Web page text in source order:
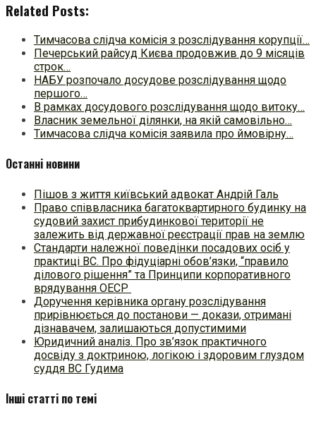
Related Posts:
Тимчасова слідча комісія з розслідування корупції…
Печерський райсуд Києва продовжив до 9 місяців
строк…
НАБУ розпочало досудове розслідування щодо
першого…
В рамках досудового розслідування щодо витоку…
Власник земельної ділянки, на якій самовільно…
Тимчасова слідча комісія заявила про ймовірну…
Останні новини
Пішов з життя київський адвокат Андрій Галь
Право співвласника багатоквартирного будинку на
судовий захист прибудинкової території не
залежить від державної реєстрації прав на землю
Стандарти належної поведінки посадових осіб у
практиці ВC. Про фідуціарні обов’язки, “правило
ділового рішення” та Принципи корпоративного
врядування ОЕСР
Доручення керівника органу розслідування
прирівнюється до постанови — докази, отримані
дізнавачем, залишаються допустимими
Юридичний аналіз. Про зв’язок практичного
досвіду з доктриною, логікою і здоровим глуздом
суддя ВС Гудима
Інші статті по темі